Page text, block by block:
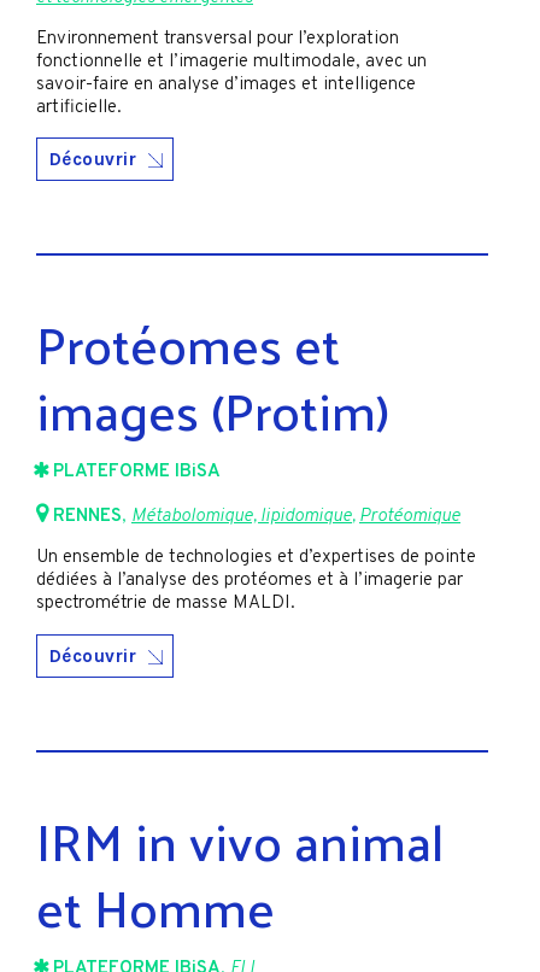
Environnement transversal pour l’exploration
fonctionnelle et l’imagerie multimodale, avec un
savoir-faire en analyse d’images et intelligence
artificielle.
Découvrir
Protéomes et
images (Protim)
PLATEFORME IBiSA
RENNES, Métabolomique, lipidomique,Protéomique
Un ensemble de technologies et d’expertises de pointe
dédiées à l’analyse des protéomes et à l’imagerie par
spectrométrie de masse MALDI.
Découvrir
IRM in vivo animal
et Homme